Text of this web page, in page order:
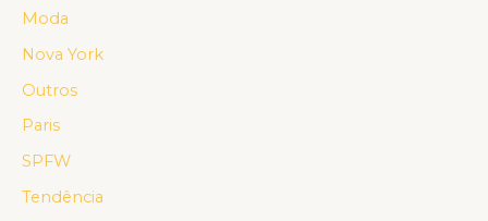
Moda
Nova York
Outros
Paris
SPFW
Tendência